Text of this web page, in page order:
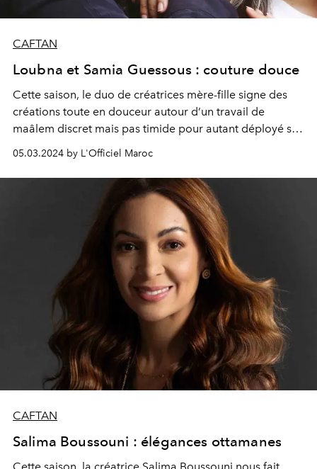
CAFTAN
Loubna et Samia Guessous : couture douce
Cette saison, le duo de créatrices mère-fille signe des
créations toute en douceur autour d’un travail de
maâlem discret mais pas timide pour autant déployé sur
de belles étoffes où maille, velours dévoré, Lurex et
broderies en volume donnent un aspect vaporeux et
délicat aux tenues et se fondent dans la matière pour
des caftans intemporels à transmettre de mère en fille.
Une collection tirée de l'Intégrale Caftan.
05.03.2024 by L'Officiel Maroc
CAFTAN
Salima Boussouni : élégances ottamanes